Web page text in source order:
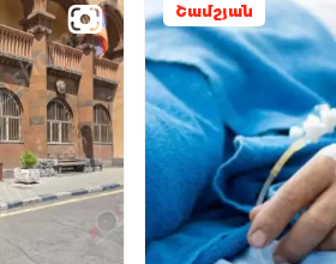
Շամշյան